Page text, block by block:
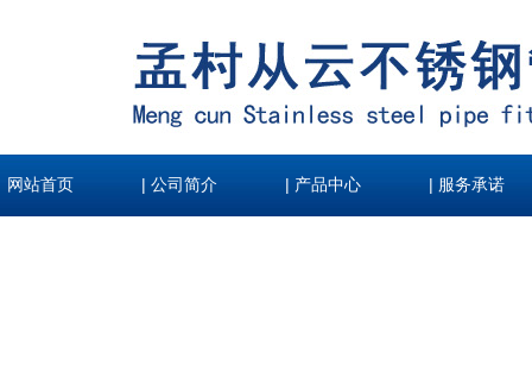
网站首页 | 公司简介 | 产品中心 | 服务承诺